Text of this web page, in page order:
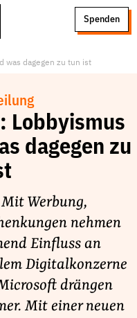
Spenden
was dagegen zu tun ist
Lobbyismus
dagegen zu
Werbung,
nehmen
Einfluss an
Digitalkonzerne
drängen
Mit einer neuen